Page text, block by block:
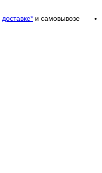
доставке* и самовывозе